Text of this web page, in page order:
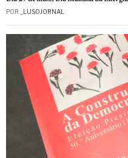
POR _LUSOJORNAL